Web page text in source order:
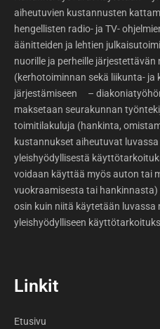
aiheutuvien kustannusten
hengellisten radio- ja TV-
äänitteiden ja lehtien
nuorille ja perheille
(kerhotoiminnan sekä liikunta-
järjestämiseen –
maksetaan seurakunnan
toimitilakuluja (hankinta,
kustannukset aiheutuvat
yleishyödyllisestä
voidaan käyttää myös auton tai
vuokraamisesta tai
osin kuin niitä käytetään
yleishyödylliseen
Linkit
Etusivu